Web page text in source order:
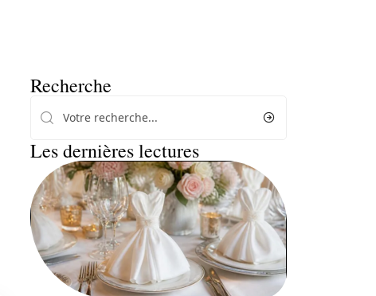
Recherche
Les dernières lectures